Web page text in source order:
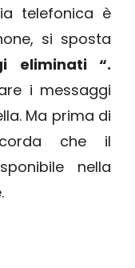
telefonica è
si sposta
eliminati “.
i messaggi
Ma prima di
che il
nella